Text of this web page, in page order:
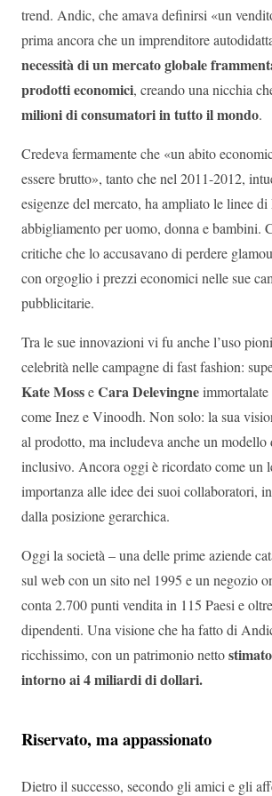
trend. Andic, che amava definirsi «un
prima ancora che un imprenditore
necessità di un mercato globale
prodotti economici, creando una nicchia
milioni di consumatori in tutto il mondo.
Credeva fermamente che «un abito
essere brutto», tanto che nel 2011-2012,
esigenze del mercato, ha ampliato le linee
abbigliamento per uomo, donna e bambini.
critiche che lo accusavano di perdere
con orgoglio i prezzi economici nelle sue
pubblicitarie.
Tra le sue innovazioni vi fu anche l’uso
celebrità nelle campagne di fast fashion:
Kate MosseCara Delevingne
come Inez e Vinoodh. Non solo: la sua
al prodotto, ma includeva anche un modello
inclusivo. Ancora oggi è ricordato come un
importanza alle idee dei suoi collaboratori,
dalla posizione gerarchica.
Oggi la società – una delle prime aziende
sul web con un sito nel 1995 e un negozio
conta 2.700 punti vendita in 115 Paesi e
dipendenti. Una visione che ha fatto di
ricchissimo, con un patrimonio netto
intorno ai 4 miliardi di dollari.
Riservato, ma appassionato
Dietro il successo, secondo gli amici e gli